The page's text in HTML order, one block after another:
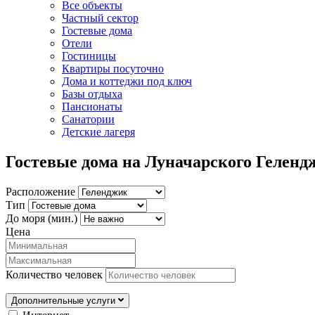
Все объекты
Частный сектор
Гостевые дома
Отели
Гостиницы
Квартиры посуточно
Дома и коттеджи под ключ
Базы отдыха
Пансионаты
Санатории
Детские лагеря
Гостевые дома на Луначарского
Расположение
Тип
До моря (мин.)
Цена
Количество человек
Дополнительные услуги